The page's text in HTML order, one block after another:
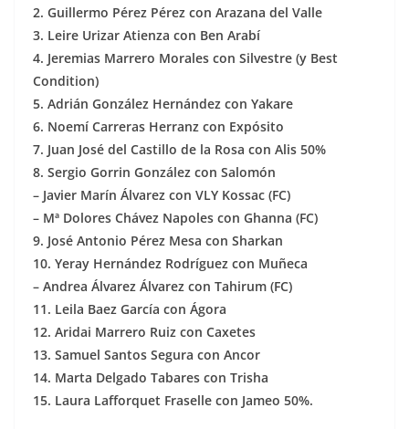
2. Guillermo Pérez Pérez con Arazana del Valle
3. Leire Urizar Atienza con Ben Arabí
4. Jeremias Marrero Morales con Silvestre (y Best
Condition)
5. Adrián González Hernández con Yakare
6. Noemí Carreras Herranz con Expósito
7. Juan José del Castillo de la Rosa con Alis 50%
8. Sergio Gorrin González con Salomón
– Javier Marín Álvarez con VLY Kossac (FC)
– Mª Dolores Chávez Napoles con Ghanna (FC)
9. José Antonio Pérez Mesa con Sharkan
10. Yeray Hernández Rodríguez con Muñeca
– Andrea Álvarez Álvarez con Tahirum (FC)
11. Leila Baez García con Ágora
12. Aridai Marrero Ruiz con Caxetes
13. Samuel Santos Segura con Ancor
14. Marta Delgado Tabares con Trisha
15. Laura Lafforquet Fraselle con Jameo 50%.